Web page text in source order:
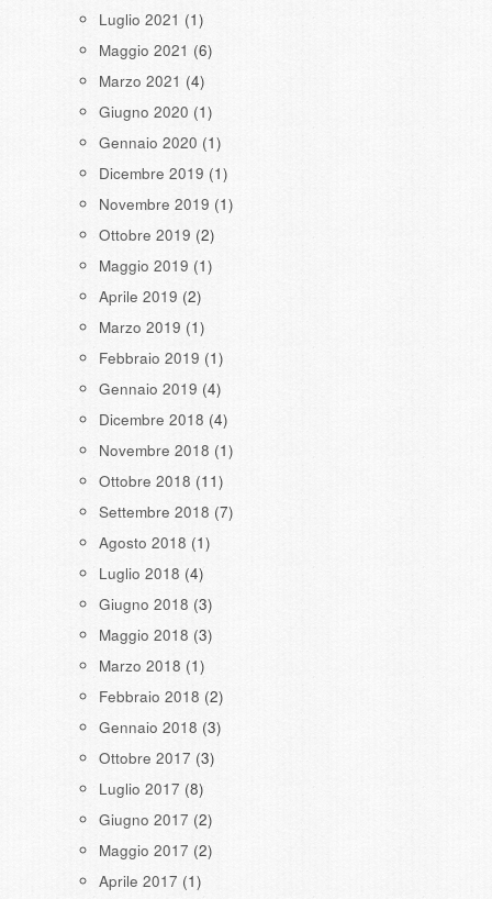
Luglio 2021 (1)
Maggio 2021 (6)
Marzo 2021 (4)
Giugno 2020 (1)
Gennaio 2020 (1)
Dicembre 2019 (1)
Novembre 2019 (1)
Ottobre 2019 (2)
Maggio 2019 (1)
Aprile 2019 (2)
Marzo 2019 (1)
Febbraio 2019 (1)
Gennaio 2019 (4)
Dicembre 2018 (4)
Novembre 2018 (1)
Ottobre 2018 (11)
Settembre 2018 (7)
Agosto 2018 (1)
Luglio 2018 (4)
Giugno 2018 (3)
Maggio 2018 (3)
Marzo 2018 (1)
Febbraio 2018 (2)
Gennaio 2018 (3)
Ottobre 2017 (3)
Luglio 2017 (8)
Giugno 2017 (2)
Maggio 2017 (2)
Aprile 2017 (1)